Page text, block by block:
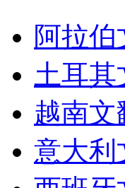
阿拉
土耳
越南文
意大利